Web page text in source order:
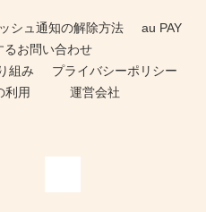
シュ通知の解除方法
au PAY
るお問い合わせ
組み
プライバシーポリシー
利用
運営会社